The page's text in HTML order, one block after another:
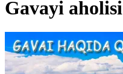
Gavayi aholisi